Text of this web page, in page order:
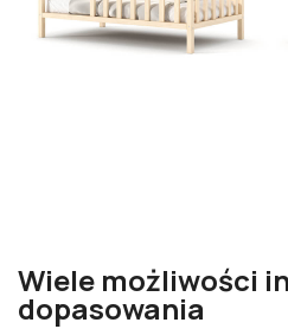
Wiele możliwości
dopasowania